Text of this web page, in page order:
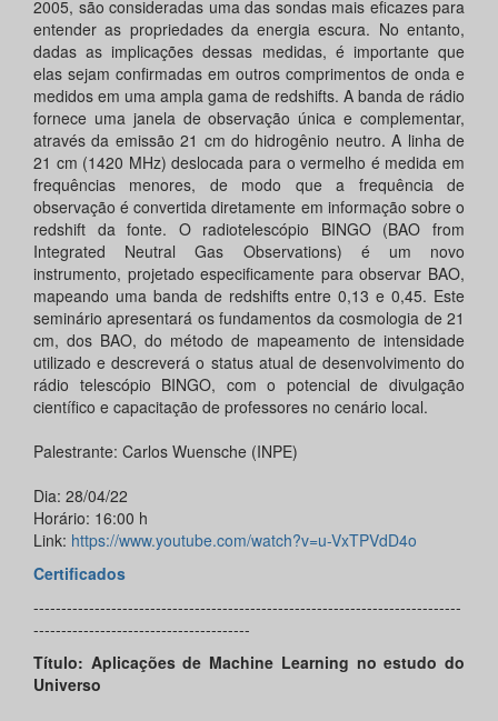
2005, são consideradas uma das sondas mais eficazes para
entender as propriedades da energia escura. No entanto,
dadas as implicações dessas medidas, é importante que
elas sejam confirmadas em outros comprimentos de onda e
medidos em uma ampla gama de redshifts. A banda de rádio
fornece uma janela de observação única e complementar,
através da emissão 21 cm do hidrogênio neutro. A linha de
21 cm (1420 MHz) deslocada para o vermelho é medida em
frequências menores, de modo que a frequência de
observação é convertida diretamente em informação sobre o
redshift da fonte. O radiotelescópio BINGO (BAO from
Integrated Neutral Gas Observations) é um novo
instrumento, projetado especificamente para observar BAO,
mapeando uma banda de redshifts entre 0,13 e 0,45. Este
seminário apresentará os fundamentos da cosmologia de 21
cm, dos BAO, do método de mapeamento de intensidade
utilizado e descreverá o status atual de desenvolvimento do
rádio telescópio BINGO, com o potencial de divulgação
científico e capacitação de professores no cenário local.
Palestrante: Carlos Wuensche (INPE)
Dia: 28/04/22
Horário: 16:00 h
Link: https://www.youtube.com/watch?v=u-VxTPVdD4o
Certificados
-----------------------------------------------------------------------------
---------------------------------------
Título: Aplicações de Machine Learning no estudo do
Universo